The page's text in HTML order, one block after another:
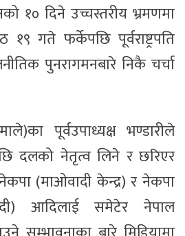
१० दिने उच्चस्तरीय भ्रमणमा
गते फर्केपछि पूर्वराष्ट्रपति
पुनरागमनबारे निकै चर्चा
पूर्वउपाध्यक्ष भण्डारीले
दलको नेतृत्व लिने र छरिएर
(माओवादी केन्द्र) र नेकपा
आदिलाई समेटेर नेपाल